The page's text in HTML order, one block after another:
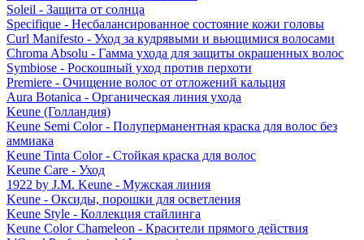
Soleil - Защита от солнца
Specifique - Несбалансированное состояние кожи головы
Curl Manifesto - Уход за кудрявыми и вьющимися волосами
Chroma Absolu - Гамма ухода для защиты окрашенных волос
Symbiose - Роскошный уход против перхоти
Premiere - Очищение волос от отложений кальция
Aura Botanica - Органическая линия ухода
Keune (Голландия)
Keune Semi Color - Полуперманентная краска для волос без
аммиака
Keune Tinta Color - Стойкая краска для волос
Keune Care - Уход
1922 by J.M. Keune - Мужская линия
Keune - Оксиды, порошки для осветления
Keune Style - Коллекция стайлинга
Keune Color Chameleon - Красители прямого действия